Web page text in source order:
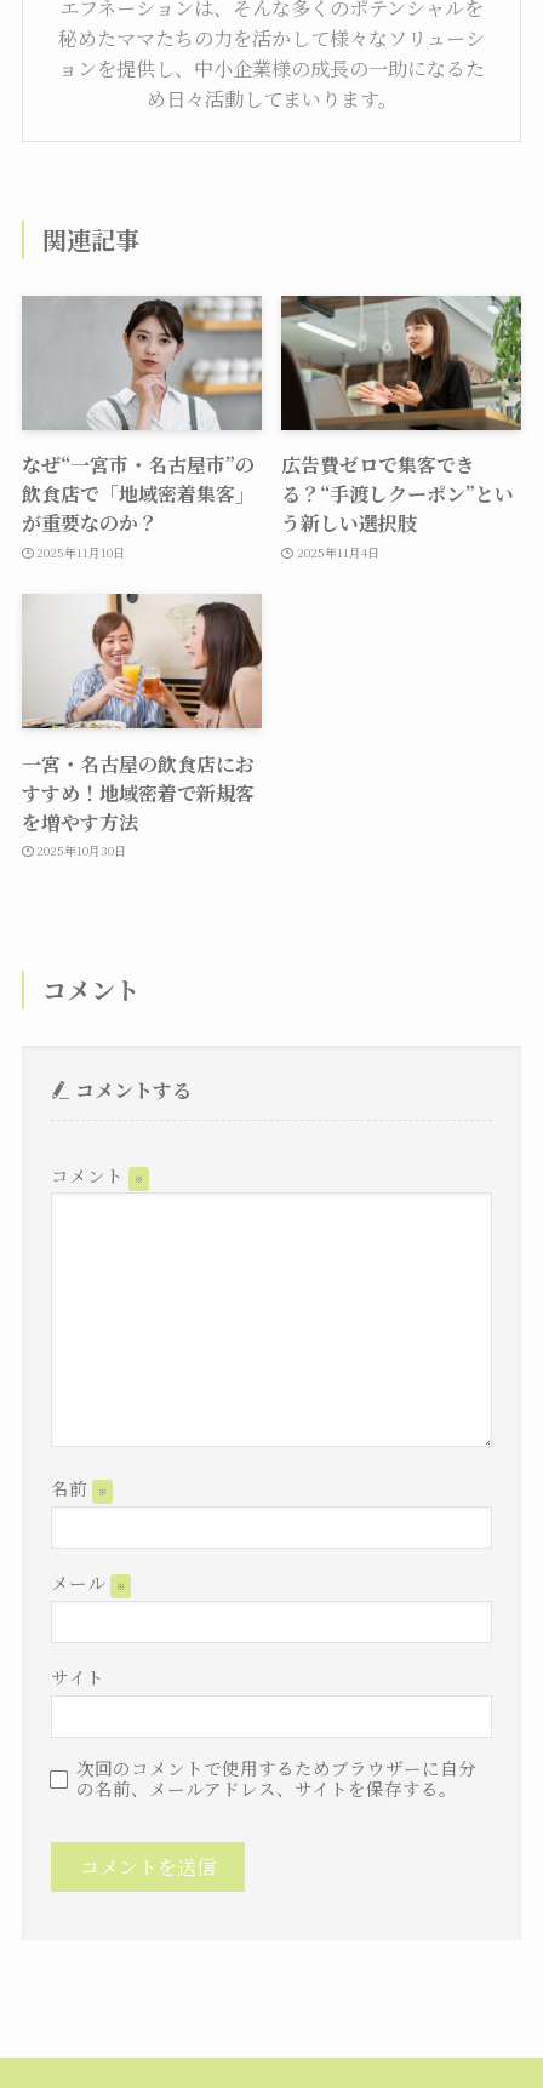
エフネーションは、そんな多くのポテンシャルを
秘めたママたちの力を活かして様々なソリューシ
ョンを提供し、中小企業様の成長の一助になるた
め日々活動してまいります。
関連記事
なぜ“一宮市・名古屋市”の
飲食店で「地域密着集客」
が重要なのか？
2025年11月10日
広告費ゼロで集客でき
る？“手渡しクーポン”とい
う新しい選択肢
2025年11月4日
一宮・名古屋の飲食店にお
すすめ！地域密着で新規客
を増やす方法
2025年10月30日
コメント
コメントする
コメント ※
名前 ※
メール ※
サイト
次回のコメントで使用するためブラウザーに自分
の名前、メールアドレス、サイトを保存する。